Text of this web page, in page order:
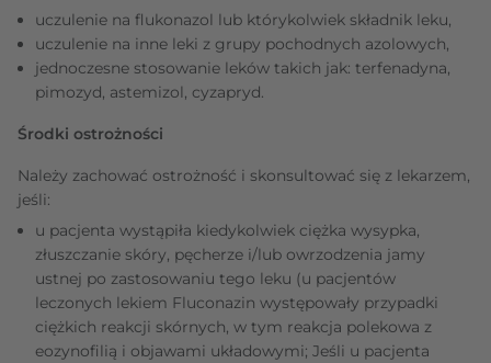
uczulenie na flukonazol lub którykolwiek składnik leku,
uczulenie na inne leki z grupy pochodnych azolowych,
jednoczesne stosowanie leków takich jak: terfenadyna,
pimozyd, astemizol, cyzapryd.
Środki ostrożności
Należy zachować ostrożność i skonsultować się z lekarzem,
jeśli:
u pacjenta wystąpiła kiedykolwiek ciężka wysypka,
złuszczanie skóry, pęcherze i/lub owrzodzenia jamy
ustnej po zastosowaniu tego leku (u pacjentów
leczonych lekiem Fluconazin występowały przypadki
ciężkich reakcji skórnych, w tym reakcja polekowa z
eozynofilią i objawami układowymi; Jeśli u pacjenta